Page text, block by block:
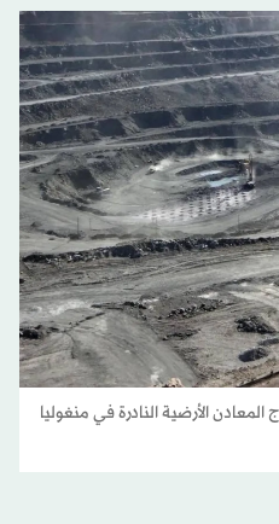
الأرضية النادرة في منغوليا